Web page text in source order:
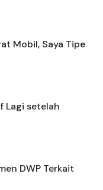
Mobil, Saya Tipe
Lagi setelah
DWP Terkait